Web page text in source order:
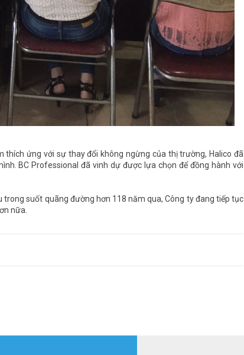
ứng với sự thay đổi không ngừng của thị trường, Halico đã
BC Professional đã vinh dự được lựa chọn để đồng hành với
suốt quãng đường hơn 118 năm qua, Công ty đang tiếp tục
nữa.